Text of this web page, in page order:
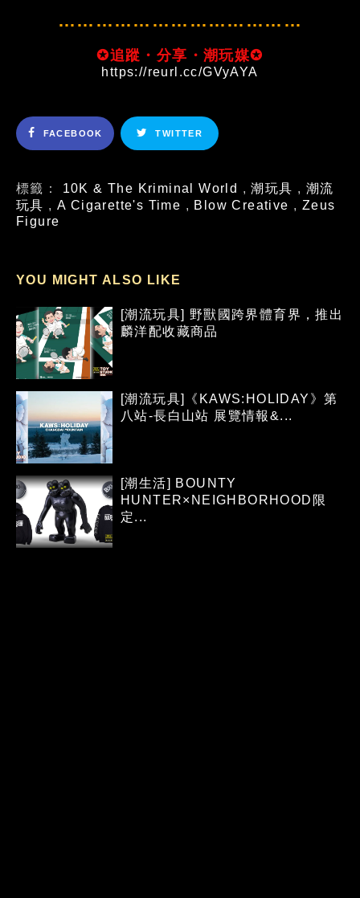
…………………………………
✪追蹤・分享・潮玩媒✪
https://reurl.cc/GVyAYA
FACEBOOK TWITTER
標籤： 10K & The Kriminal World ,潮玩具 , 潮流
玩具 ,A Cigarette's Time , Blow Creative , Zeus
Figure
YOU MIGHT ALSO LIKE
[潮流玩具] 野獸國跨界體育界，推出
麟洋配收藏商品
[潮流玩具]《KAWS:HOLIDAY》第
八站-長白山站 展覽情報&...
[潮生活] BOUNTY
HUNTER×NEIGHBORHOOD限
定...